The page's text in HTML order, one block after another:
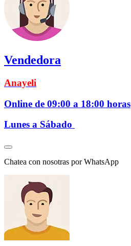
Vendedora
Anayeli
Online de 09:00 a 18:00 horas
Lunes a Sábado
Chatea con nosotras por WhatsApp